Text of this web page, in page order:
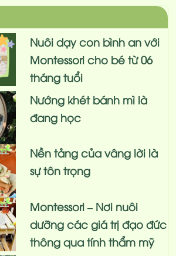
Nuôi dạy con bình an với
Montessori cho bé từ 06
tháng tuổi
Nướng khét bánh mì là
đang học
Nền tảng của vâng lời là
sự tôn trọng
Montessori – Nơi nuôi
dưỡng các giá trị đạo đức
thông qua tính thẩm mỹ